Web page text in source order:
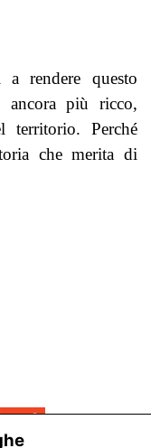
a rendere questo
ancora più ricco,
territorio. Perché
che merita di